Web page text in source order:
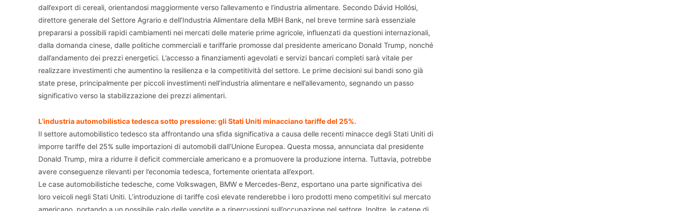
dall’export di cereali, orientandosi maggiormente verso l’allevamento e l’industria alimentare. Secondo Dávid Hollósi,
direttore generale del Settore Agrario e dell’Industria Alimentare della MBH Bank, nel breve termine sarà essenziale
prepararsi a possibili rapidi cambiamenti nei mercati delle materie prime agricole, influenzati da questioni internazionali,
dalla domanda cinese, dalle politiche commerciali e tariffarie promosse dal presidente americano Donald Trump, nonché
dall’andamento dei prezzi energetici. L’accesso a finanziamenti agevolati e servizi bancari completi sarà vitale per
realizzare investimenti che aumentino la resilienza e la competitività del settore. Le prime decisioni sui bandi sono già
state prese, principalmente per piccoli investimenti nell’industria alimentare e nell’allevamento, segnando un passo
significativo verso la stabilizzazione dei prezzi alimentari.
L’industria automobilistica tedesca sotto pressione: gli Stati Uniti minacciano tariffe del 25%.
Il settore automobilistico tedesco sta affrontando una sfida significativa a causa delle recenti minacce degli Stati Uniti di
imporre tariffe del 25% sulle importazioni di automobili dall’Unione Europea. Questa mossa, annunciata dal presidente
Donald Trump, mira a ridurre il deficit commerciale americano e a promuovere la produzione interna. Tuttavia, potrebbe
avere conseguenze rilevanti per l’economia tedesca, fortemente orientata all’export.​
Le case automobilistiche tedesche, come Volkswagen, BMW e Mercedes-Benz, esportano una parte significativa dei
loro veicoli negli Stati Uniti. L’introduzione di tariffe così elevate renderebbe i loro prodotti meno competitivi sul mercato